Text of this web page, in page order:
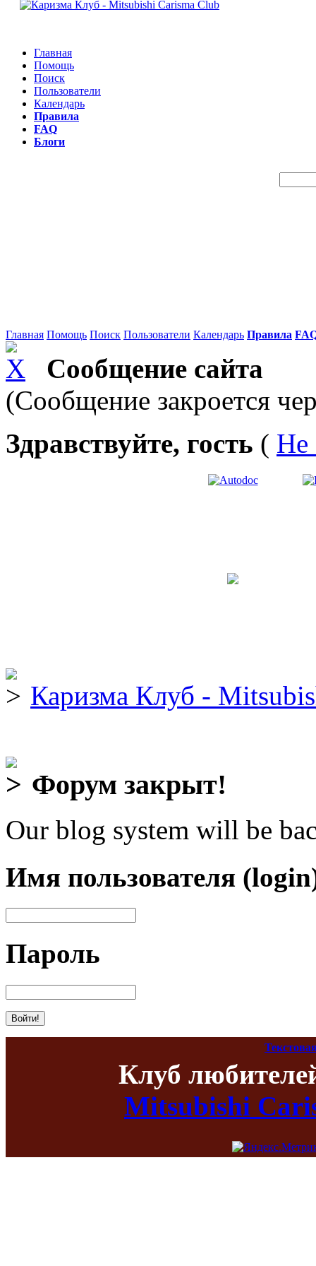
Главная
Помощь
Поиск
Пользователи
Календарь
Правила
FAQ
Блоги
Главная Помощь Поиск Пользователи Календарь Правила
Сообщение сайта
(Сообщение закроется
Здравствуйте, гость ( Не
Каризма Клуб -
Форум закрыт!
Our blog system will be
Имя пользователя
Пароль
Клуб
Mitsubishi